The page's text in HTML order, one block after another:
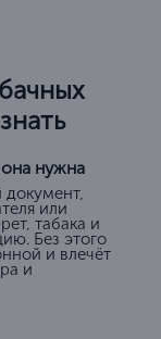
нужна
или
табака и
Без этого
и влечёт
и